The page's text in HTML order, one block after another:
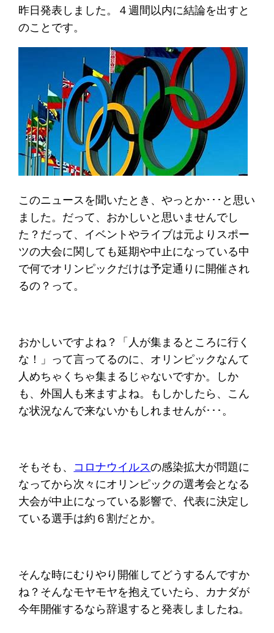
昨日発表しました。４週間以内に結論を出すと
のことです。
このニュースを聞いたとき、やっとか･･･と思い
ました。だって、おかしいと思いませんでし
た？だって、イベントやライブは元よりスポー
ツの大会に関しても延期や中止になっている中
で何でオリンピックだけは予定通りに開催され
るの？って。
おかしいですよね？「人が集まるところに行く
な！」って言ってるのに、オリンピックなんて
人めちゃくちゃ集まるじゃないですか。しか
も、外国人も来ますよね。もしかしたら、こん
な状況なんで来ないかもしれませんが･･･。
そもそも、 コロナウイルスの感染拡大が問題に
なってから次々にオリンピックの選考会となる
大会が中止になっている影響で、代表に決定し
ている選手は約６割だとか。
そんな時にむりやり開催してどうするんですか
ね？そんなモヤモヤを抱えていたら、カナダが
今年開催するなら辞退すると発表しましたね。